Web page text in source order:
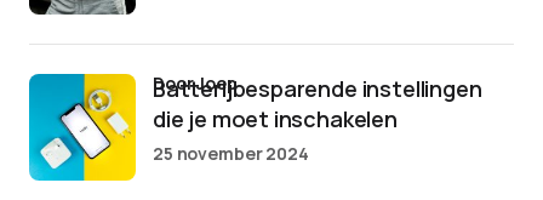
Batterijbesparende instellingen
die je moet inschakelen
door Joep
25 november 2024